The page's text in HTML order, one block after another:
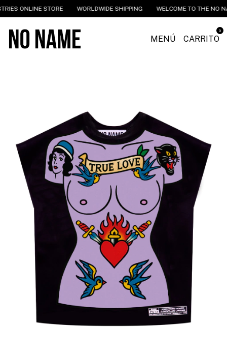
STORE WORLDWIDE SHIPPING WELCOME TO THE NO NAME
MENÚ CARRITO
0